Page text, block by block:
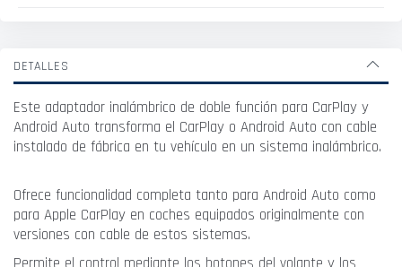
DETALLES
Este adaptador inalámbrico de doble función para CarPlay y
Android Auto transforma el CarPlay o Android Auto con cable
instalado de fábrica en tu vehículo en un sistema inalámbrico.
Ofrece funcionalidad completa tanto para Android Auto como
para Apple CarPlay en coches equipados originalmente con
versiones con cable de estos sistemas.